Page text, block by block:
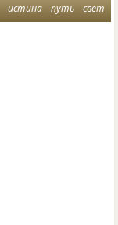
истина путь свет